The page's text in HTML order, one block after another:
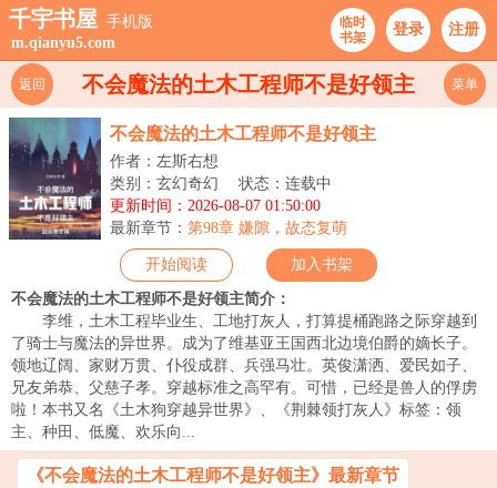
千宇书屋 手机版
m.qianyu5.com
临时
书架
登录 注册
不会魔法的土木工程师不是好领主
返回 菜单
不会魔法的土木工程师不是好领主
作者：左斯右想
类别：玄幻奇幻
状态：连载中
更新时间：2026-08-07 01:50:00
最新章节： 第98章 嫌隙，故态复萌
开始阅读 加入书架
不会魔法的土木工程师不是好领主简介：
李维，土木工程毕业生、工地打灰人，打算提桶跑路之际穿越到
了骑士与魔法的异世界。成为了维基亚王国西北边境伯爵的嫡长子。
领地辽阔、家财万贯、仆役成群、兵强马壮。英俊潇洒、爱民如子、
兄友弟恭、父慈子孝。穿越标准之高罕有。可惜，已经是兽人的俘虏
啦！本书又名《土木狗穿越异世界》、《荆棘领打灰人》标签：领
主、种田、低魔、欢乐向...
《不会魔法的土木工程师不是好领主》最新章节